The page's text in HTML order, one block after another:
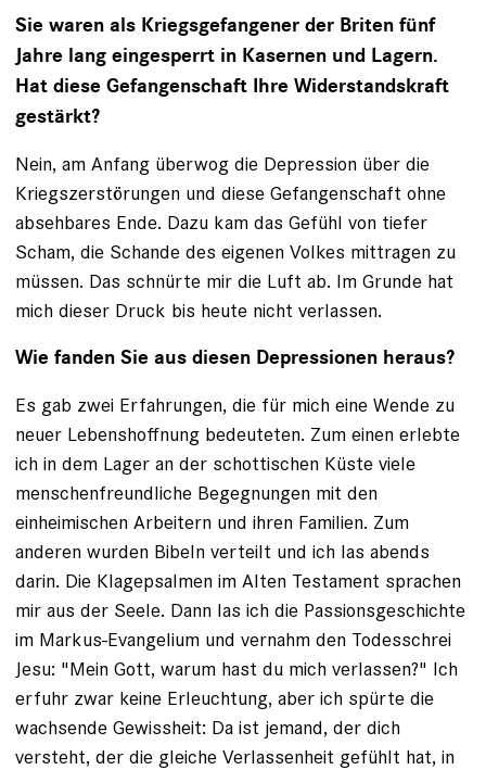
Sie waren als Kriegsgefangener der Briten fünf
Jahre lang eingesperrt in Kasernen und Lagern.
Hat diese Gefangenschaft Ihre Widerstandskraft
gestärkt?
Nein, am Anfang überwog die Depression über die
Kriegszerstörungen und diese Gefangenschaft ohne
absehbares Ende. Dazu kam das Gefühl von tiefer
Scham, die Schande des eigenen Volkes mittragen zu
müssen. Das schnürte mir die Luft ab. Im Grunde hat
mich dieser Druck bis heute nicht verlassen.
Wie fanden Sie aus diesen Depressionen heraus?
Es gab zwei Erfahrungen, die für mich eine Wende zu
neuer Lebenshoffnung bedeuteten. Zum einen erlebte
ich in dem Lager an der schottischen Küste viele
menschenfreundliche Begegnungen mit den
einheimischen Arbeitern und ihren Familien. Zum
anderen wurden Bibeln verteilt und ich las abends
darin. Die Klagepsalmen im Alten Testament sprachen
mir aus der Seele. Dann las ich die Passionsgeschichte
im Markus-Evangelium und vernahm den Todesschrei
Jesu: "Mein Gott, warum hast du mich verlassen?" Ich
erfuhr zwar keine Erleuchtung, aber ich spürte die
wachsende Gewissheit: Da ist jemand, der dich
versteht, der die gleiche Verlassenheit gefühlt hat, in